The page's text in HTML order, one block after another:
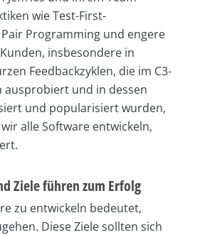
wie Test-First-
Programming und engere
insbesondere in
Feedbackzyklen, die im C3-
ausprobiert und in dessen
und popularisiert wurden,
alle Software entwickeln,
Ziele führen zum Erfolg
zu entwickeln bedeutet,
Diese Ziele sollten sich